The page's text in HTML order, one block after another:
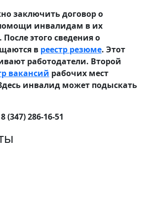
заключить договор о
инвалидам в их
После этого сведения о
в реестр резюме. Этот
работодатели. Второй
вакансий рабочих мест
инвалид может подыскать
(347) 286-16-51